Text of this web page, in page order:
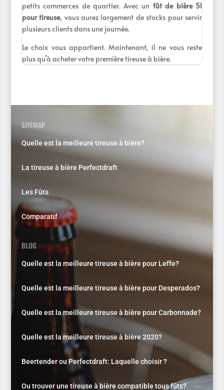
petits commerces de quartier. Avec un fût de bière 5l
pour tireuse, vous aurez largement de stocks pour servir
plusieurs clients dans une journée.
Le choix vous appartient. Maintenant, il ne vous reste
plus qu’à acheter votre première tireuse à bière.
SITEMAP
Quelle est la meilleure tireuse à bière?
La tireuse à bière Perfectdraft
Les Fûts
Comparatif
BLOG
Quelle est la meilleure tireuse à bière pour Leffe?
Quelle est la meilleure tireuse à bière pour Desperados?
Quelle est la meilleure tireuse à bière pour Carbonnade?
Quelle est la meilleure tireuse à bière 2020?
Beertender ou Perfectdraft: Laquelle choisir ?
Ou trouver une tireuse à bière compatible tous fûts?